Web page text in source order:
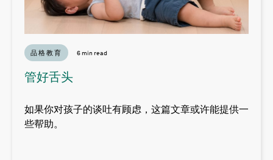
品格教育 6 min read
管好舌头
如果你对孩子的谈吐有顾虑，这篇文章或许能提供一
些帮助。